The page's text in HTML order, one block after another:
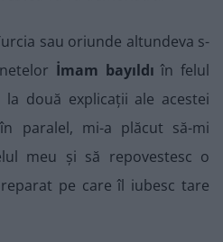
sau oriunde altundeva s-
İmam bayıldı în felul
două explicații ale acestei
paralel, mi-a plăcut să-mi
meu și să repovestesc o
pe care îl iubesc tare